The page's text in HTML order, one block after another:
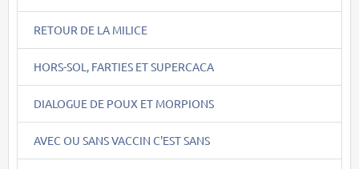
RETOUR DE LA MILICE
HORS-SOL, FARTIES ET SUPERCACA
DIALOGUE DE POUX ET MORPIONS
AVEC OU SANS VACCIN C'EST SANS